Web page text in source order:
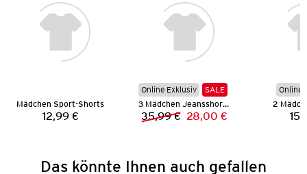
Mädchen Sport-Shorts
Preis:
12,99 €
Online Exklusiv
SALE
3 Mädchen Jeansshorts
Vorheriger Preis:
35,99 € Neuer Preis:
28,00 €
Online
2
Das könnte Ihnen auch gefallen